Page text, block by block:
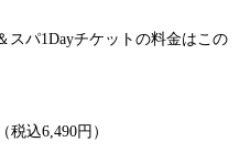
スパ1Dayチケットの料金はこの
税込6,490円）